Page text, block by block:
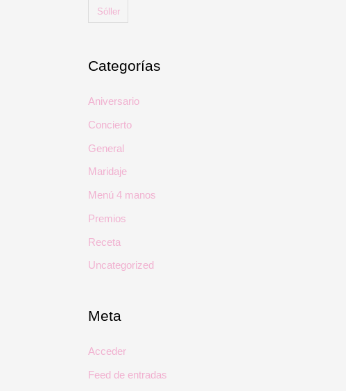
Sóller
Categorías
Aniversario
Concierto
General
Maridaje
Menú 4 manos
Premios
Receta
Uncategorized
Meta
Acceder
Feed de entradas